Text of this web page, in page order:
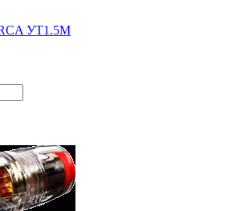
УТ1.5М